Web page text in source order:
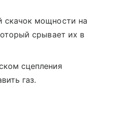
скачок мощности на
срывает их в
сцепления
газ.